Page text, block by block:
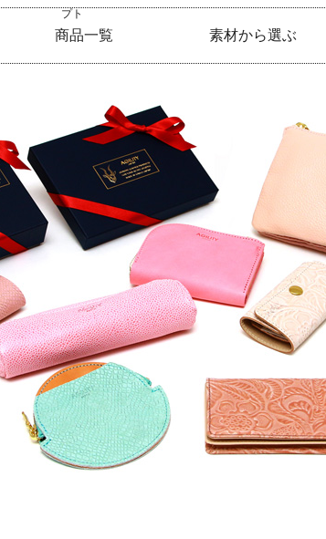
プト
商品一覧 素材から選ぶ